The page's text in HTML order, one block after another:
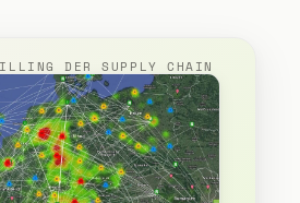
DER SUPPLY CHAIN